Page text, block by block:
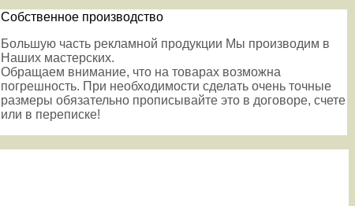
Собственное производство
Большую часть рекламной продукции Мы производим в
Наших мастерских.
Обращаем внимание, что на товарах возможна
погрешность. При необходимости сделать очень точные
размеры обязательно прописывайте это в договоре, счете
или в переписке!